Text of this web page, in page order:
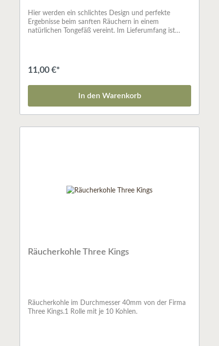
Hier werden ein schlichtes Design und perfekte
Ergebnisse beim sanften Räuchern in einem
natürlichen Tongefäß vereint. Im Lieferumfang ist
teilweise in Handarbei hergestellt und kann kleine
Unregelmäßigkeiten in Form und Farbe aufweisen.
11,00 €*
In den Warenkorb
Räucherkohle Three Kings
Räucherkohle im Durchmesser 40mm von der Firma
Three Kings.1 Rolle mit je 10 Kohlen.